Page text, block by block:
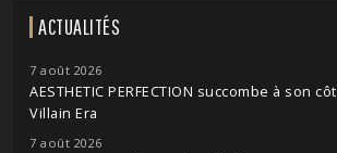
ACTUALITÉS
7 août 2026
AESTHETIC PERFECTION succombe à son
Villain Era
7 août 2026